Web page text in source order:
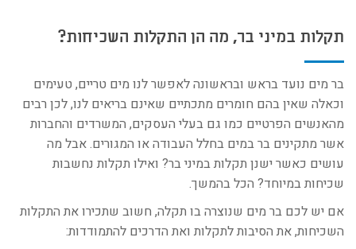
תקלות במיני בר, מה הן התקלות השכיחות?
בר מים נועד בראש ובראשונה לאפשר לנו מים טריים, טעימים
וכאלה שאין בהם חומרים מתכתיים שאינם בריאים לנו, לכן רבים
מהאנשים הפרטיים כמו גם בעלי העסקים, המשרדים והחברות
אשר מתקינים בר במים בחלל העבודה או המגורים. אבל מה
עושים כאשר ישנן תקלות במיני בר? ואילו תקלות נחשבות
שכיחות במיוחד? הכל בהמשך.
אם יש לכם בר מים שנוצרה בו תקלה, חשוב שתכירו את התקלות
השכיחות, את הסיבות לתקלות ואת הדרכים להתמודדות: